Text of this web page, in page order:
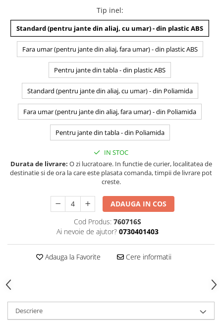
Tip inel:
Standard (pentru jante din aliaj, cu umar) - din plastic ABS
Fara umar (pentru jante din aliaj, fara umar) - din plastic ABS
Pentru jante din tabla - din plastic ABS
Standard (pentru jante din aliaj, cu umar) - din Poliamida
Fara umar (pentru jante din aliaj, fara umar) - din Poliamida
Pentru jante din tabla - din Poliamida
IN STOC
Durata de livrare: O zi lucratoare. In functie de curier, localitatea de
destinatie si de ora la care este plasata comanda, timpii de livrare pot
creste.
ADAUGA IN COS
Cod Produs: 760716S
Ai nevoie de ajutor? 0730401403
Adauga la Favorite Cere informatii
Descriere